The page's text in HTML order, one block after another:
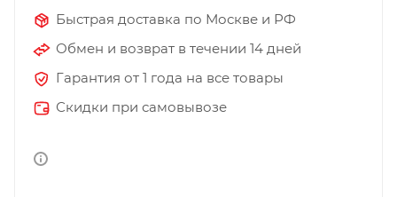
Быстрая доставка по Москве и РФ
Обмен и возврат в течении 14 дней
Гарантия от 1 года на все товары
Скидки при самовывозе